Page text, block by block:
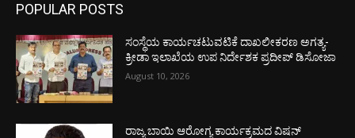
POPULAR POSTS
ಸಂಸ್ಥೆಯ ಕಾರ್ಯಚಟುವಟಿಕೆ ದಾಖಲೀಕರಣ ಅಗತ್ಯ-
ಕ್ರೀಡಾ ಇಲಾಖೆಯ ಉಪ ನಿರ್ದೇಶಕ ಪ್ರದೀಪ್ ಡಿಸೋಜಾ
August 10, 2026
ರಾಜ್ಯ ಬಾಯಿ ಆರೋಗ್ಯ ಕಾರ್ಯಕ್ರಮದ ವಿಷನ್